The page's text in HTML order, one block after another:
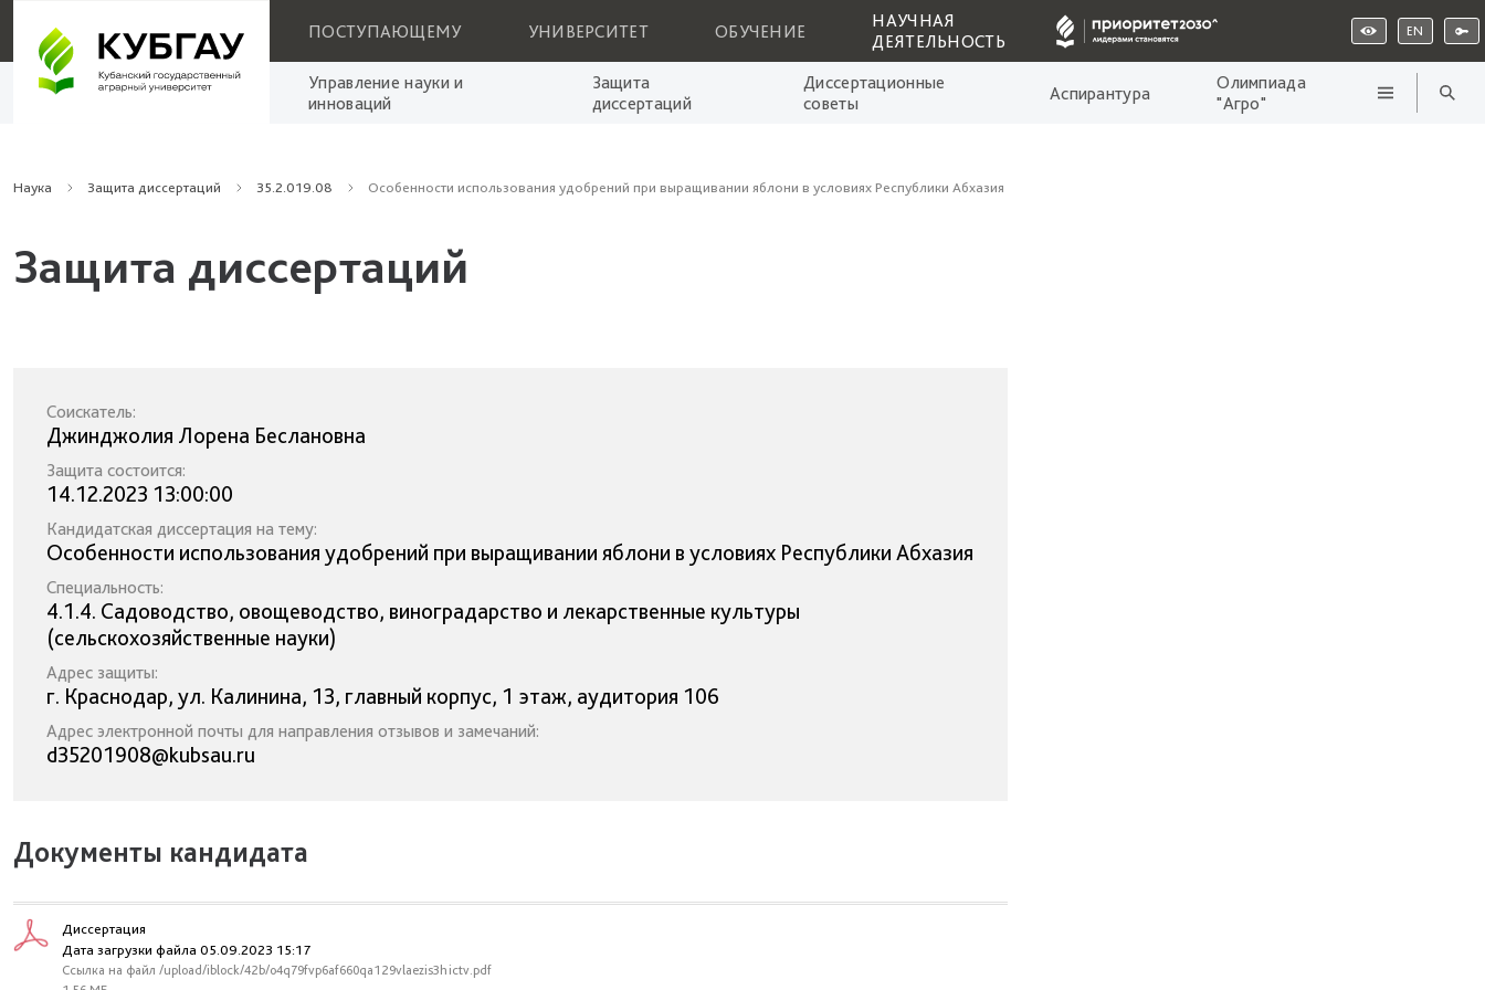
ПОСТУПАЮЩЕМУ УНИВЕРСИТЕТ ОБУЧЕНИЕ
НАУЧНАЯ
ДЕЯТЕЛЬНОСТЬ
EN
Управление науки и
инноваций
Защита
диссертаций
Диссертационные
советы
Аспирантура
Олимпиада
"Агро"
Наука Защита диссертаций 35.2.019.08 Особенности использования удобрений при выращивании яблони в условиях Республики Абхазия
Защита диссертаций
Соискатель:
Джинджолия Лорена Беслановна
Защита состоится:
14.12.2023 13:00:00
Кандидатская диссертация на тему:
Особенности использования удобрений при выращивании яблони в условиях Республики Абхазия
Специальность:
4.1.4. Садоводство, овощеводство, виноградарство и лекарственные культуры
(сельскохозяйственные науки)
Адрес защиты:
г. Краснодар, ул. Калинина, 13, главный корпус, 1 этаж, аудитория 106
Адрес электронной почты для направления отзывов и замечаний:
d35201908@kubsau.ru
Документы кандидата
Диссертация
Дата загрузки файла 05.09.2023 15:17
Ссылка на файл /upload/iblock/42b/o4q79fvp6af660qa129vlaezis3hictv.pdf